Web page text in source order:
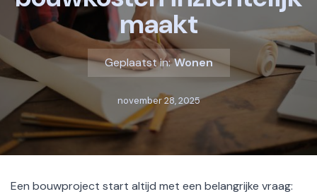
maakt
Geplaatst in: Wonen
november 28, 2025
Een bouwproject start altijd met een belangrijke vraag: